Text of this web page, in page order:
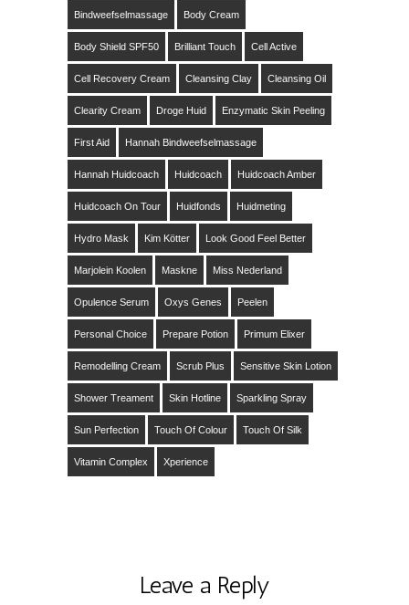
Bindweefselmassage Body Cream
Body Shield SPF50 Brilliant Touch Cell Active
Cell Recovery Cream Cleansing Clay Cleansing Oil
Clearity Cream Droge Huid Enzymatic Skin Peeling
First Aid Hannah Bindweefselmassage
Hannah Huidcoach Huidcoach Huidcoach Amber
Huidcoach On Tour Huidfonds Huidmeting
Hydro Mask Kim Kötter Look Good Feel Better
Marjolein Koolen Maskne Miss Nederland
Opulence Serum Oxys Genes Peelen
Personal Choice Prepare Potion Primum Elixer
Remodelling Cream Scrub Plus Sensitive Skin Lotion
Shower Treament Skin Hotline Sparkling Spray
Sun Perfection Touch Of Colour Touch Of Silk
Vitamin Complex Xperience
Leave a Reply